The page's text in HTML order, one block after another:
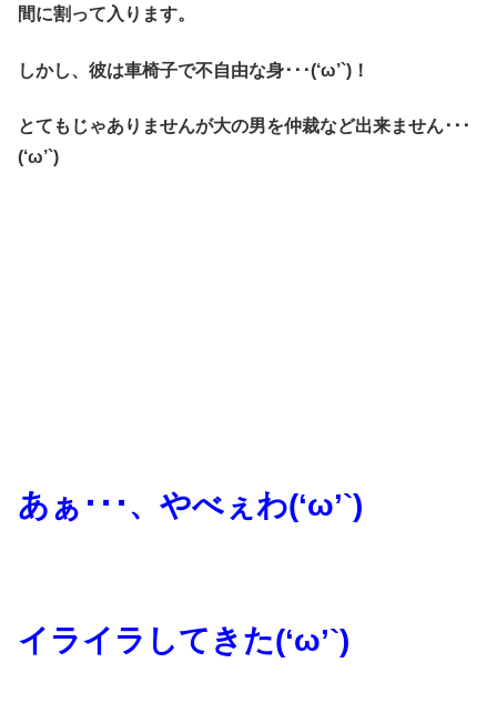
間に割って入ります。
しかし、彼は車椅子で不自由な身･･･(‘ω’`)！
とてもじゃありませんが大の男を仲裁など出来ません･･･
(‘ω’`)
あぁ･･･、やべぇわ(‘ω’`)
イライラしてきた(‘ω’`)